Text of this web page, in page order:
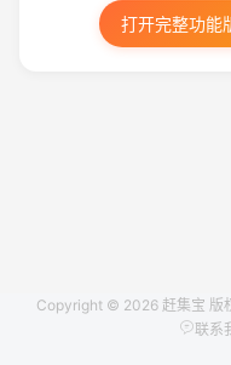
打开完整功能
Copyright © 2026 赶集宝 版
联系